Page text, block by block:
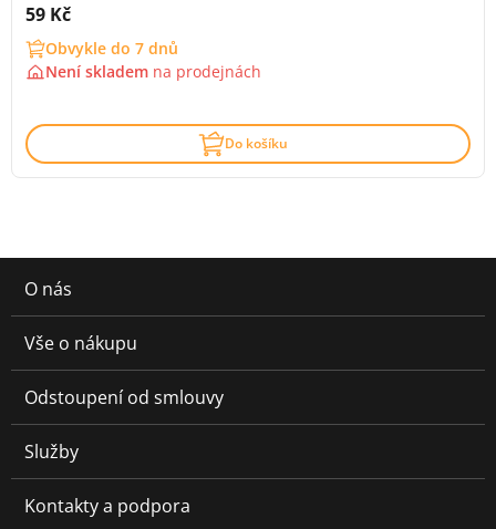
Cena s DPH:
59 Kč
Obvykle do 7 dnů
Není skladem na prodejnách
Do košíku
O nás
Vše o nákupu
Odstoupení od smlouvy
Služby
Kontakty a podpora